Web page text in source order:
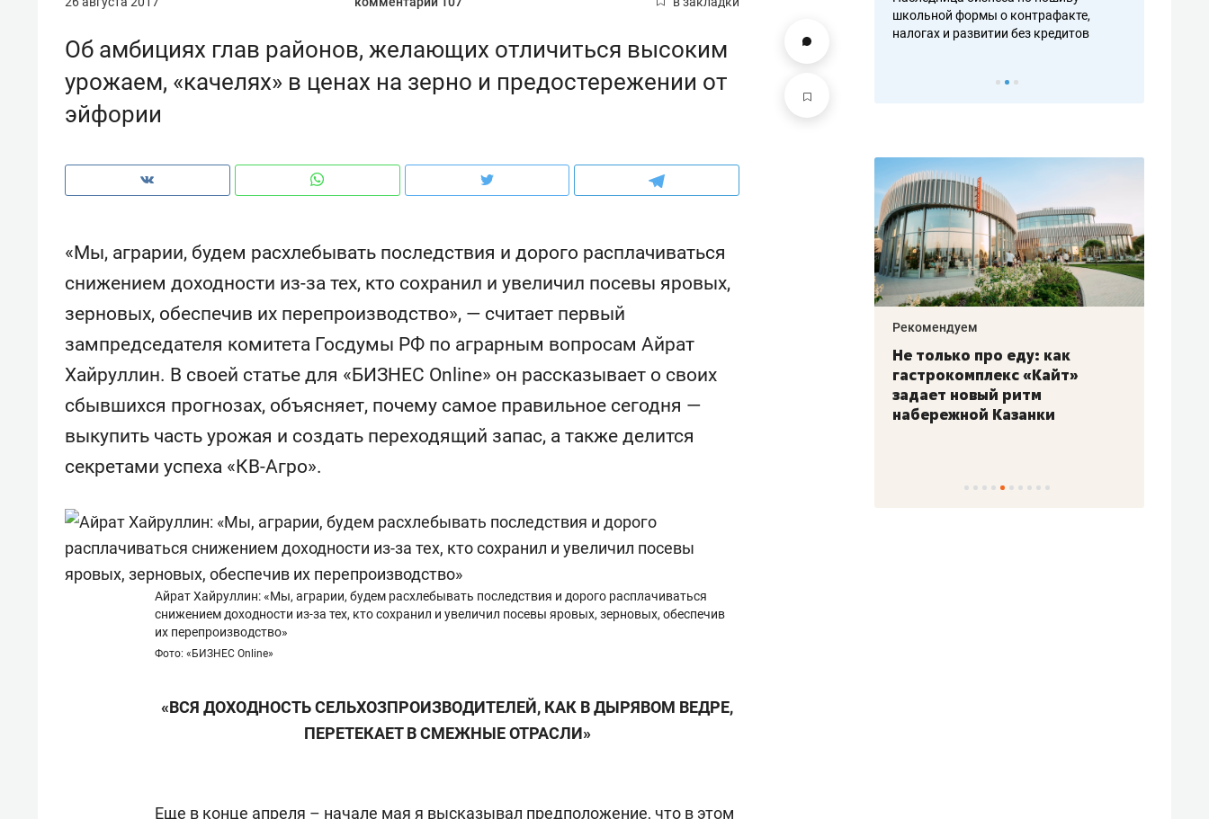
Об амбициях глав районов, желающих отличиться высоким
урожаем, «качелях» в ценах на зерно и предостережении от
эйфории
«Мы, аграрии, будем расхлебывать последствия и дорого расплачиваться
снижением доходности из-за тех, кто сохранил и увеличил посевы яровых,
зерновых, обеспечив их перепроизводство», — считает первый
зампредседателя комитета Госдумы РФ по аграрным вопросам Айрат
Хайруллин. В своей статье для «БИЗНЕС Online» он рассказывает о своих
сбывшихся прогнозах, объясняет, почему самое правильное сегодня —
выкупить часть урожая и создать переходящий запас, а также делится
секретами успеха «КВ-Агро».
Айрат Хайруллин: «Мы, аграрии, будем расхлебывать последствия и дорого расплачиваться
снижением доходности из-за тех, кто сохранил и увеличил посевы яровых, зерновых, обеспечив
их перепроизводство»
Фото: «БИЗНЕС Online»
«ВСЯ ДОХОДНОСТЬ СЕЛЬХОЗПРОИЗВОДИТЕЛЕЙ, КАК В ДЫРЯВОМ ВЕДРЕ,
ПЕРЕТЕКАЕТ В СМЕЖНЫЕ ОТРАСЛИ»
Еще в конце апреля – начале мая я высказывал предположение, что в этом
школьной формы о контрафакте,
налогах и развитии без кредитов
Рекомендуем
Опыт выживания в дикой
природе, работа
с ментальным и физическим
состоянием как основа
антихрупких команд
Рекомендуем
Мексика, рок-концерт
и вагон с чак-чаком: как
«Гонка Героев»
«Прорывы случались каждые
30 метров»: как «Водоканал»
Казани
Рекомендуем
Не только про еду: как
гастрокомплекс «Кайт»
задает новый ритм
набережной Казанки